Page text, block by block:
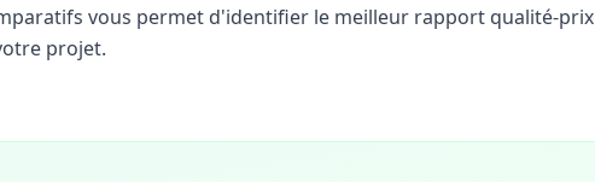
vous permet d'identifier le meilleur rapport qualité-prix
projet.